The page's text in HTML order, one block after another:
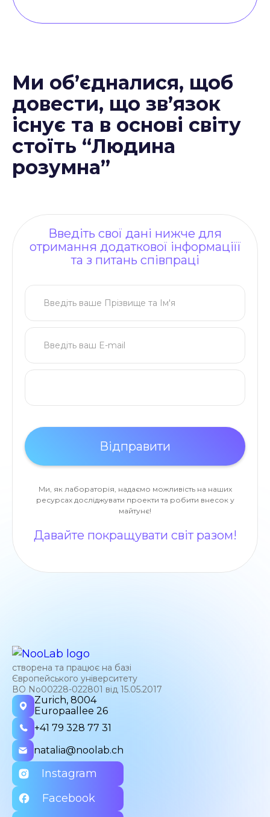
Ми об’єдналися, щоб
довести, що зв’язок
існує та в основі світу
стоїть “Людина
розумна”
Введіть свої дані нижче для
отримання додаткової інформаціїї
та з питань співпраці
Ми, як лабораторія, надаємо можливість на наших
ресурсах досліджувати проекти та робити внесок у
майтунє!
Давайте покращувати світ разом!
створена та працює на базі
Європейського університету
ВО No00228-022801 від 15.05.2017
Zurich, 8004
Europaallee 26
+41 79 328 77 31
natalia@noolab.ch
Instagram
Facebook